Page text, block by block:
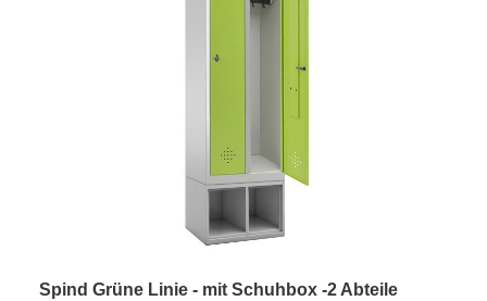
Spind Grüne Linie - mit Schuhbox -2 Abteile